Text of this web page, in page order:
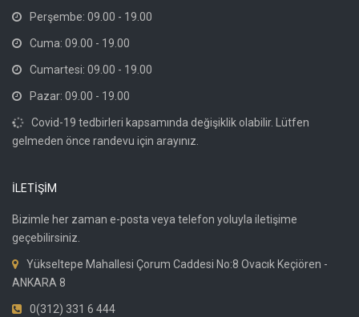
Perşembe: 09.00 - 19.00
Cuma: 09.00 - 19.00
Cumartesi: 09.00 - 19.00
Pazar: 09.00 - 19.00
Covid-19 tedbirleri kapsamında değişiklik olabilir. Lütfen
gelmeden önce randevu için arayınız.
İLETİŞİM
Bizimle her zaman e-posta veya telefon yoluyla iletişime
geçebilirsiniz.
Yükseltepe Mahallesi Çorum Caddesi No:8 Ovacık Keçiören -
ANKARA 8
0(312) 331 6 444